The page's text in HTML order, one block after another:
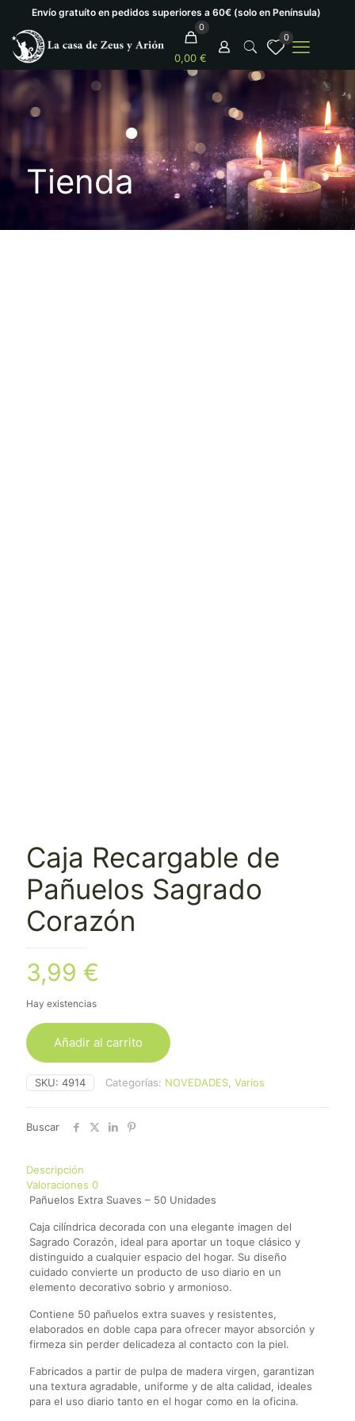
Envío gratuíto en pedidos superiores a 60€ (solo en Península)
0
0,00 €
0
Tienda
Caja Recargable de
Pañuelos Sagrado
Corazón
3,99 €
Hay existencias
Añadir al carrito
SKU: 4914 Categorías: NOVEDADES, Varios
Buscar
Descripción
Valoraciones 0
Pañuelos Extra Suaves – 50 Unidades
Caja cilíndrica decorada con una elegante imagen del
Sagrado Corazón, ideal para aportar un toque clásico y
distinguido a cualquier espacio del hogar. Su diseño
cuidado convierte un producto de uso diario en un
elemento decorativo sobrio y armonioso.
Contiene 50 pañuelos extra suaves y resistentes,
elaborados en doble capa para ofrecer mayor absorción y
firmeza sin perder delicadeza al contacto con la piel.
Fabricados a partir de pulpa de madera virgen, garantizan
una textura agradable, uniforme y de alta calidad, ideales
para el uso diario tanto en el hogar como en la oficina.